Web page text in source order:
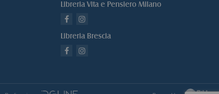
Libreria Vita e Pensiero Milano
Libreria Brescia